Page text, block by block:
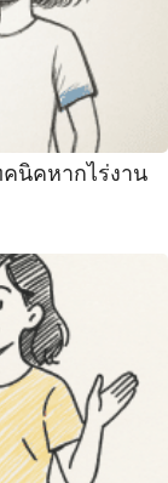
นิคหากไร่งาน